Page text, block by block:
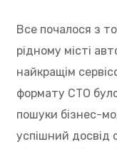
Все почалося з
рідному місті
найкращім
формату СТО
пошуки бізнес-
успішний досвід